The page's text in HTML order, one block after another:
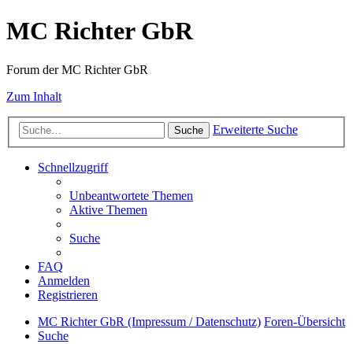
MC Richter GbR
Forum der MC Richter GbR
Zum Inhalt
Suche Erweiterte Suche
Schnellzugriff
Unbeantwortete Themen
Aktive Themen
Suche
FAQ
Anmelden
Registrieren
MC Richter GbR (Impressum / Datenschutz) Foren-Übersicht
Suche